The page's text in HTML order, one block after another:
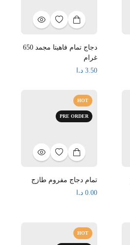
دجاج تمام فاهيتا مجمد 650
غرام
3.50 د.ا
HOT
PRE ORDER
تمام دجاج مفروم طازج
0.00 د.ا
HOT